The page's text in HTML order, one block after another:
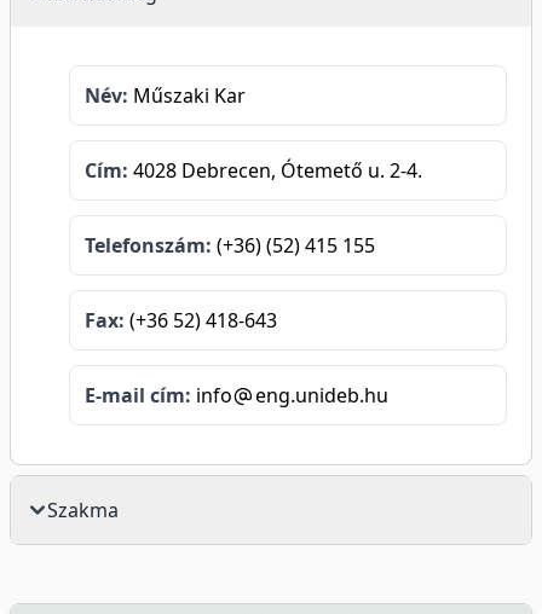
Név: Műszaki Kar
Cím: 4028 Debrecen, Ótemető u. 2-4.
Telefonszám: (+36) (52) 415 155
Fax: (+36 52) 418-643
E-mail cím: info eng.unideb.hu
Szakma